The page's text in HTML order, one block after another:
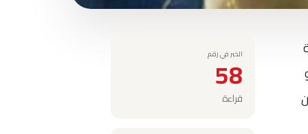
الخبر في رقم
58
قراءة